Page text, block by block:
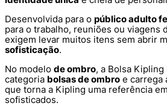
Desenvolvida para o público adulto
para o trabalho, reuniões ou viagens
exigem levar muitos itens sem abrir
sofisticação.
No modelo de ombro, a Bolsa
categoria bolsas de ombro e carrega
que torna a Kipling uma referência
sofisticados.